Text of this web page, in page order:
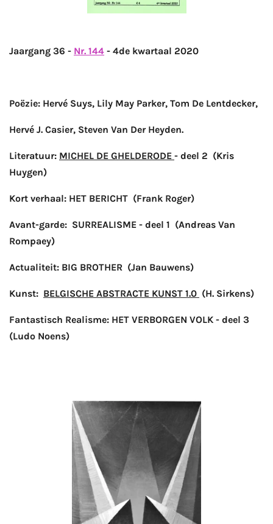
Jaargang 36 - Nr. 144 - 4de kwartaal 2020
Poëzie: Hervé Suys, Lily May Parker, Tom De Lentdecker,
Hervé J. Casier, Steven Van Der Heyden.
Literatuur: MICHEL DE GHELDERODE - deel 2 (Kris
Huygen)
Kort verhaal: HET BERICHT (Frank Roger)
Avant-garde: SURREALISME - deel 1 (Andreas Van
Rompaey)
Actualiteit: BIG BROTHER (Jan Bauwens)
Kunst: BELGISCHE ABSTRACTE KUNST 1.0 (H. Sirkens)
Fantastisch Realisme: HET VERBORGEN VOLK - deel 3
(Ludo Noens)